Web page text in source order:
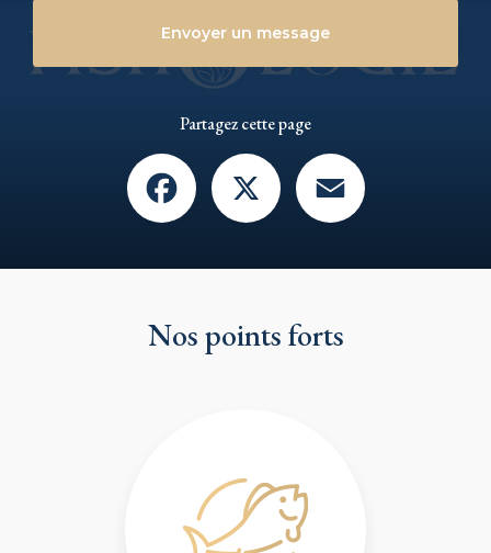
Envoyer un message
Partagez cette page
Facebook
Nos points forts